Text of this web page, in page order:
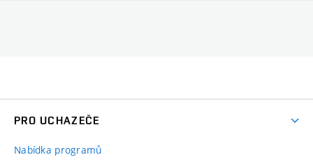
PRO UCHAZEČE
Nabídka programů